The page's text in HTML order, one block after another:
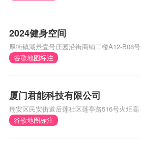
2024健身空间
厚街镇湖景壹号庄园沿街商铺二楼A12-B08号
谷歌地图标注
厦门君能科技有限公司
翔安区民安街道后莲社区莲亭路516号火炬高
谷歌地图标注